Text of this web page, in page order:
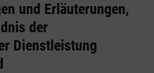
und Erläuterungen,
der
Dienstleistung